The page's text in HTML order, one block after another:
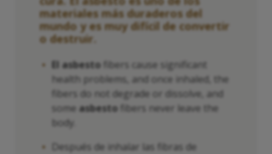
materiales más duraderos del
mundo y es muy difícil de convertir
o destruir.
El asbesto fibers cause significant
health problems, and once inhaled, the
fibers do not degrade or dissolve, and
some asbesto fibers never leave the
body.
Después de inhalar las fibras de